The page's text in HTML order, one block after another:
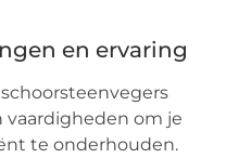
en ervaring
om je
te onderhouden.